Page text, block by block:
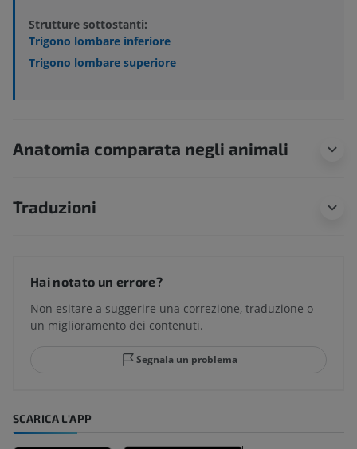
Strutture sottostanti:
Trigono lombare inferiore
Trigono lombare superiore
Anatomia comparata negli animali
Traduzioni
Hai notato un errore?
Non esitare a suggerire una correzione, traduzione o
un miglioramento dei contenuti.
Segnala un problema
SCARICA L'APP